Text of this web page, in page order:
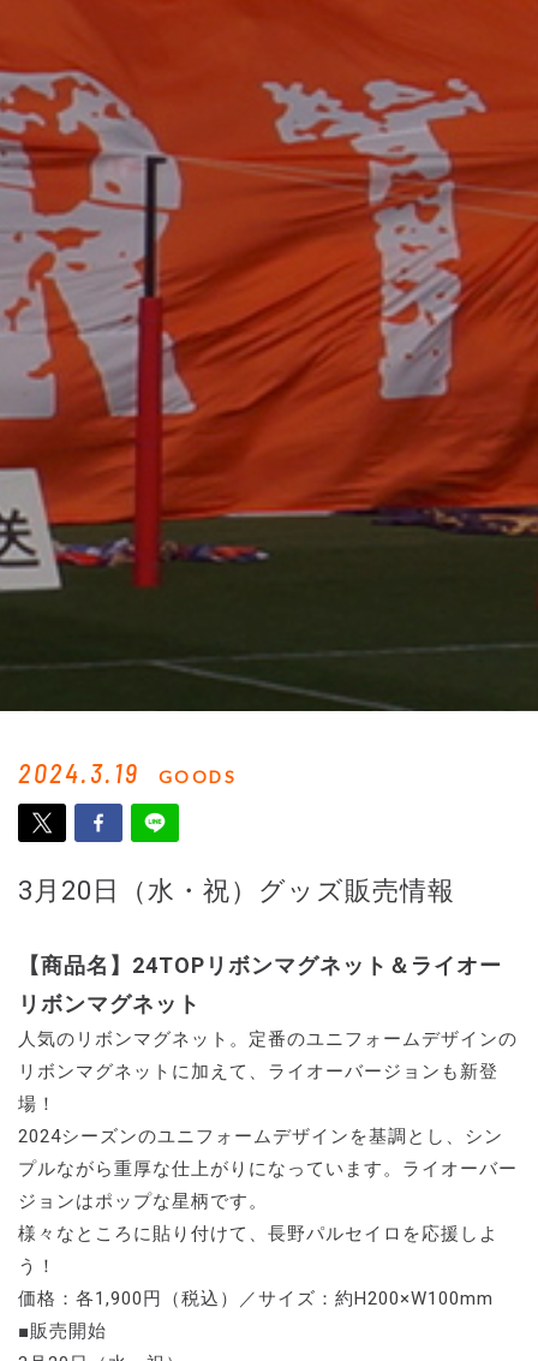
2024.3.19 GOODS
3月20日（水・祝）グッズ販売情報
【商品名】24TOPリボンマグネット＆ライオー
リボンマグネット
人気のリボンマグネット。定番のユニフォームデザインの
リボンマグネットに加えて、ライオーバージョンも新登
場！
2024シーズンのユニフォームデザインを基調とし、シン
プルながら重厚な仕上がりになっています。ライオーバー
ジョンはポップな星柄です。
様々なところに貼り付けて、長野パルセイロを応援しよ
う！
価格：各1,900円（税込）／サイズ：約H200×W100mm
■販売開始